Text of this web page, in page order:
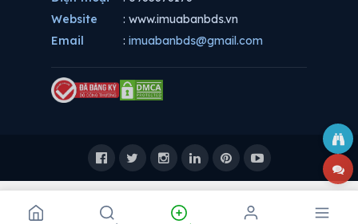
Website
: www.imuabanbds.vn
Email
: imuabanbds@gmail.com